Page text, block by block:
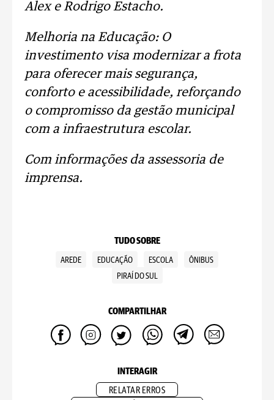
Alex e Rodrigo Estacho.
Melhoria na Educação: O
investimento visa modernizar a frota
para oferecer mais segurança,
conforto e acessibilidade, reforçando
o compromisso da gestão municipal
com a infraestrutura escolar.
Com informações da assessoria de
imprensa.
TUDO SOBRE
AREDE EDUCAÇÃO ESCOLA
ÔNIBUS
PIRAÍ DO SUL
COMPARTILHAR
INTERAGIR
RELATAR ERROS